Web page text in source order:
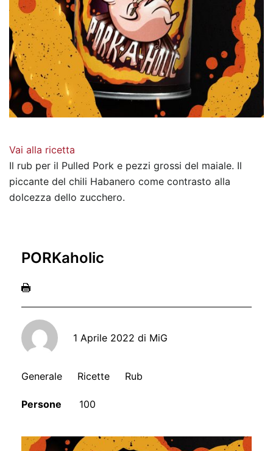
Vai alla ricetta
Il rub per il Pulled Pork e pezzi grossi del maiale. Il
piccante del chili Habanero come contrasto alla
dolcezza dello zucchero.
PORKaholic
1 Aprile 2022 di MiG
Generale Ricette Rub
Persone 100